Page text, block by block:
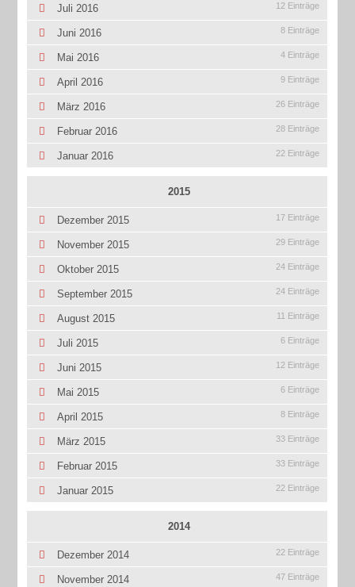
Juli 2016 12 Einträge
Juni 2016 8 Einträge
Mai 2016 4 Einträge
April 2016 9 Einträge
März 2016 26 Einträge
Februar 2016 28 Einträge
Januar 2016 22 Einträge
2015
Dezember 2015 17 Einträge
November 2015 29 Einträge
Oktober 2015 24 Einträge
September 2015 24 Einträge
August 2015 11 Einträge
Juli 2015 6 Einträge
Juni 2015 12 Einträge
Mai 2015 6 Einträge
April 2015 8 Einträge
März 2015 33 Einträge
Februar 2015 33 Einträge
Januar 2015 22 Einträge
2014
Dezember 2014 22 Einträge
November 2014 47 Einträge